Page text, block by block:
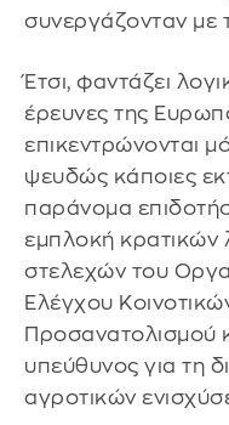
συνεργάζονταν με
Έτσι, φαντάζει
έρευνες της
επικεντρώνονται
ψευδώς κάποιες
παράνομα
εμπλοκή κρατικών
στελεχών του
Ελέγχου
Προσανατολισμού
υπεύθυνος για τη
αγροτικών